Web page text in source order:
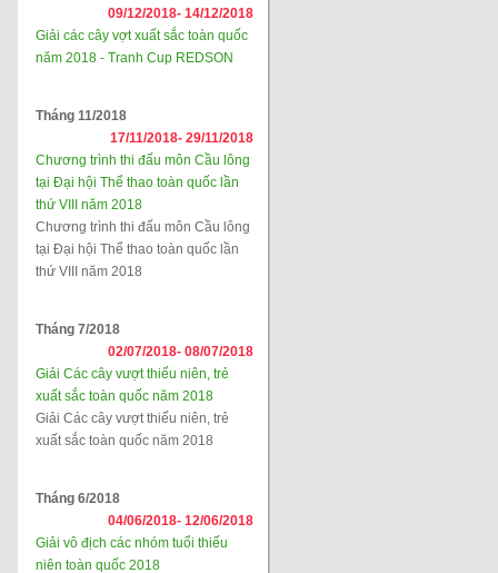
09/12/2018- 14/12/2018
Giải các cây vợt xuất sắc toàn quốc
năm 2018 - Tranh Cup REDSON
Tháng 11/2018
17/11/2018- 29/11/2018
Chương trình thi đấu môn Cầu lông
tại Đại hội Thể thao toàn quốc lần
thứ VIII năm 2018
Chương trình thi đấu môn Cầu lông
tại Đại hội Thể thao toàn quốc lần
thứ VIII năm 2018
Tháng 7/2018
02/07/2018- 08/07/2018
Giải Các cây vượt thiếu niên, trẻ
xuất sắc toàn quốc năm 2018
Giải Các cây vượt thiếu niên, trẻ
xuất sắc toàn quốc năm 2018
Tháng 6/2018
04/06/2018- 12/06/2018
Giải vô địch các nhóm tuổi thiếu
niên toàn quốc 2018